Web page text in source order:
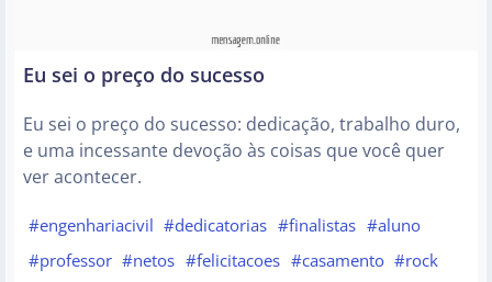
Eu sei o preço do sucesso
Eu sei o preço do sucesso: dedicação, trabalho duro,
e uma incessante devoção às coisas que você quer
ver acontecer.
#engenhariacivil #dedicatorias #finalistas #aluno
#professor #netos #felicitacoes #casamento #rock